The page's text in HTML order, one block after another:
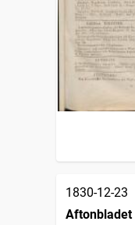
1830-12-23
Aftonbladet